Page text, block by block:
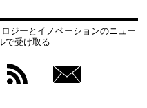
ジーとイノベーションのニュー
で受け取る